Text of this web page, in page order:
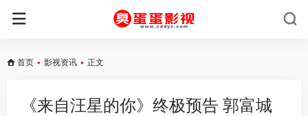
首页 • 影视资讯 • 正文
《来自汪星的你》终极预告 郭富城